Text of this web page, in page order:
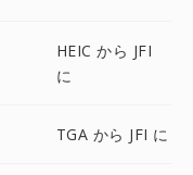
HEIC から JFI
に
TGA から JFI に